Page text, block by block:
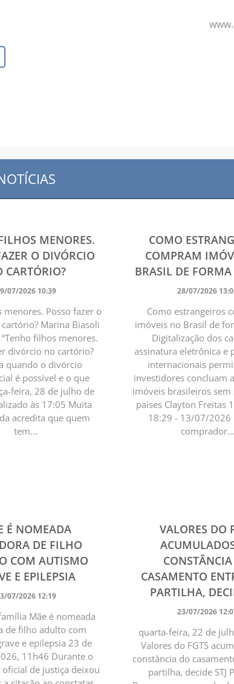
MENORES.
O DIVÓRCIO
CARTÓRIO?
07/2026 10:39
menores. Posso fazer o
Marina Biasoli
filhos menores.
divórcio no cartório?
quando o divórcio
é possível e o que
feira, 28 de julho de
às 17:05 Muita
acredita que quem
tem...
COMO
COMPRAM
BRASIL DE
28/07/2026
Como estrangeiros
imóveis no Brasil de
Digitalização dos
assinatura eletrônica e
internacionais
investidores concluam
imóveis brasileiros sem
países Clayton Freitas
18:29 - 13/07/2026
comprador...
É NOMEADA
DE FILHO
COM AUTISMO
E EPILEPSIA
07/2026 12:19
Mãe é nomeada
de filho adulto com
e epilepsia 23 de
11h46 Durante o
oficial de justiça deixou
VALORES DO
CASAMENTO
PARTILHA,
23/07/2026
quarta-feira, 22 de
Valores do FGTS
constância do
partilha, decide STJ